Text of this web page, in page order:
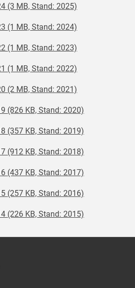
(3 MB, Stand: 2025)
(1 MB, Stand: 2024)
(1 MB, Stand: 2023)
(1 MB, Stand: 2022)
(2 MB, Stand: 2021)
(826 KB, Stand: 2020)
(357 KB, Stand: 2019)
(912 KB, Stand: 2018)
(437 KB, Stand: 2017)
(257 KB, Stand: 2016)
(226 KB, Stand: 2015)